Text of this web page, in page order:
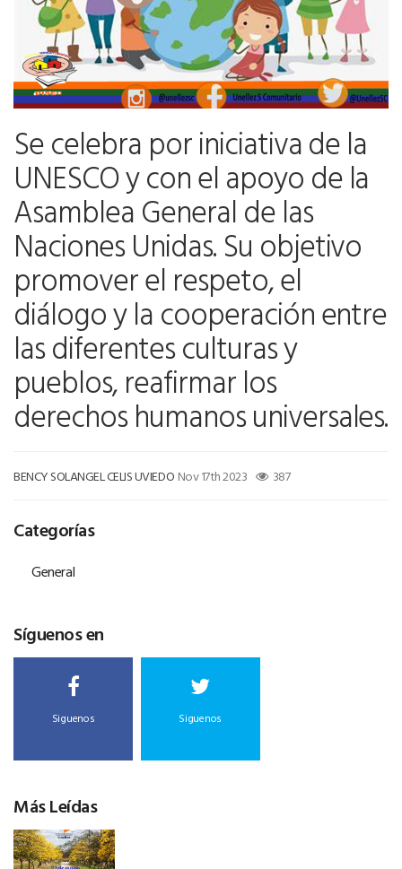
Se celebra por iniciativa de la
UNESCO y con el apoyo de la
Asamblea General de las
Naciones Unidas. Su objetivo
promover el respeto, el
diálogo y la cooperación entre
las diferentes culturas y
pueblos, reafirmar los
derechos humanos universales.
BENCY SOLANGEL CELIS UVIEDO Nov 17th 2023 387
Categorías
General
Síguenos en
Siguenos Siguenos
Más Leídas